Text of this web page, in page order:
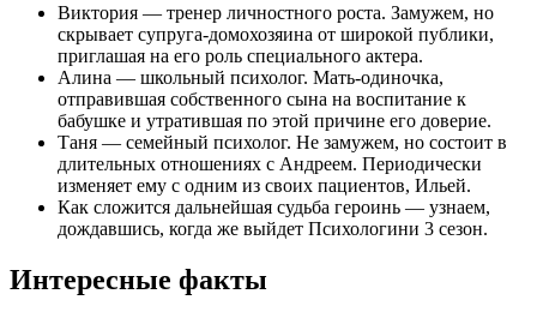
Виктория — тренер личностного роста. Замужем, но
скрывает супруга-домохозяина от широкой публики,
приглашая на его роль специального актера.
Алина — школьный психолог. Мать-одиночка,
отправившая собственного сына на воспитание к
бабушке и утратившая по этой причине его доверие.
Таня — семейный психолог. Не замужем, но состоит в
длительных отношениях с Андреем. Периодически
изменяет ему с одним из своих пациентов, Ильей.
Как сложится дальнейшая судьба героинь — узнаем,
дождавшись, когда же выйдет Психологини 3 сезон.
Интересные факты